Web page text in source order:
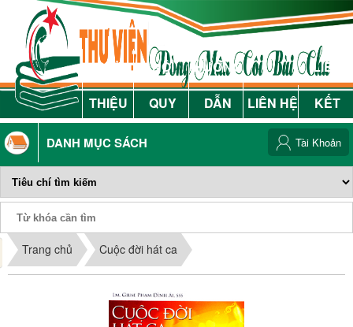
GIỚI
THIỆU
NỘI
QUY
HƯỚNG
DẪN
LIÊN HỆ
LIÊN
KẾT
DANH MỤC SÁCH
Phiếu Sách
Tài Khoản
Trang chủ Cuộc đời hát ca